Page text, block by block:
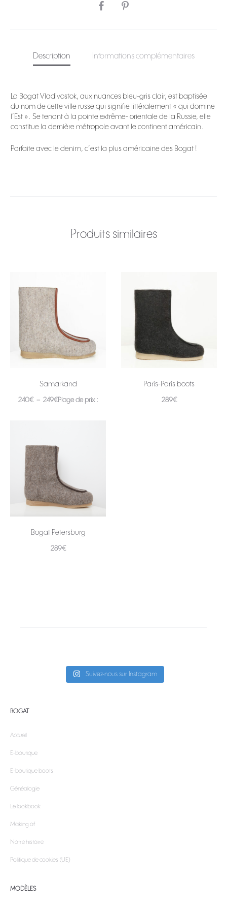
SHARE
Description Informations complémentaires
La Bogat Vladivostok, aux nuances bleu-gris clair, est baptisée
du nom de cette ville russe qui signifie littéralement « qui domine
l’Est ». Se tenant à la pointe extrême- orientale de la Russie, elle
constitue la dernière métropole avant le continent américain.
Parfaite avec le denim, c’est la plus américaine des Bogat !
Produits similaires
Samarkand
240€ – 249€Plage de prix :
Paris-Paris boots
289€
Bogat Petersburg
289€
Suivez-nous sur Instagram
BOGAT
Accueil
E-boutique
E-boutique boots
Généalogie
Le lookbook
Making of
Notre histoire
Politique de cookies (UE)
MODÈLES